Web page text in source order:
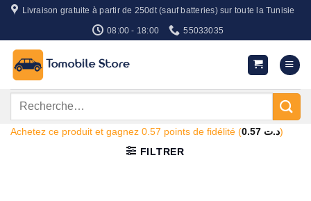
Passer
contenu
Livraison gratuite à partir de 250dt (sauf batteries) sur toute la Tunisie
08:00 - 18:00 55033035
Recherche
Achetez ce produit et gagnez 0.57 points de fidélité (0.57 د.ت)
FILTRER